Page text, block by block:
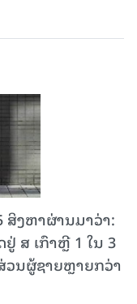
ສິງຫາຜ່ານມາວ່າ:
ສ ເກົາຫຼີ 1 ໃນ 3
ວນຜູ້ຊາຍຫຼາຍກວ່າ